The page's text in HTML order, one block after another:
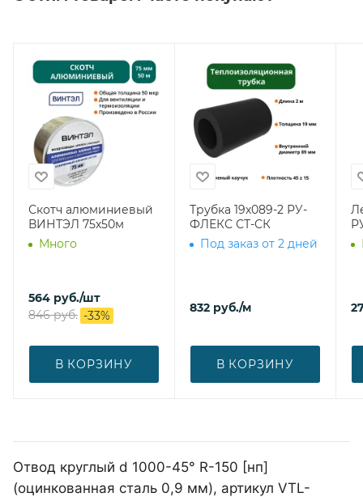
Скотч алюминиевый
ВИНТЭЛ 75х50м
Много
564 руб./шт
846руб. -33%
В КОРЗИНУ
Трубка 19х089-2 РУ-
ФЛЕКС СТ-СК
Под заказ от 2 дней
832 руб./м
В КОРЗИНУ
Отвод круглый d 1000-45° R-150 [нп]
(оцинкованная сталь 0,9 мм), артикул VTL-